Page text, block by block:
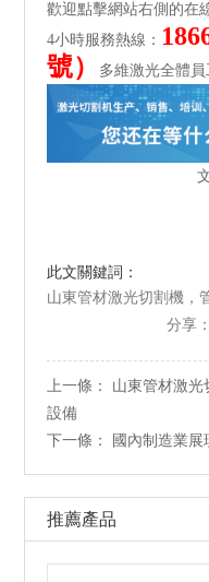
歡迎點擊網站右側的在
4小時服務熱線：
號）
多維激光全體員
此文關鍵詞：
山東管材激光切割機，
分享：
上一條： 山東管材激光
設備
下一條：
國內制造業
推薦產品